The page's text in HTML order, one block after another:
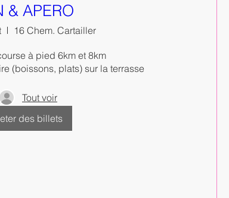
& APERO
16 Chem. Cartailler
à pied 6km et 8km
(boissons, plats) sur la terrasse
Tout voir
des billets